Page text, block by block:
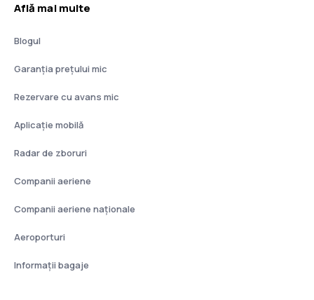
Află mai multe
Blogul
Garanția prețului mic
Rezervare cu avans mic
Aplicație mobilă
Radar de zboruri
Companii aeriene
Companii aeriene naţionale
Aeroporturi
Informații bagaje